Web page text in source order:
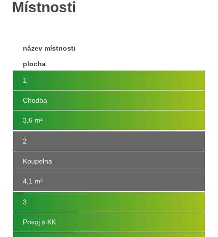
Místnosti
název místnosti
plocha
1
Chodba
3,6 m²
2
Koupelna
4,1 m²
3
Pokoj s KK